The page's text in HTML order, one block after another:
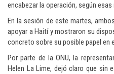
encabezar la operación, según
En la sesión de este martes,
apoyar a Haití y mostraron su
concreto sobre su posible papel en
Por parte de la ONU, la
Helen La Lime, dejó claro que sin